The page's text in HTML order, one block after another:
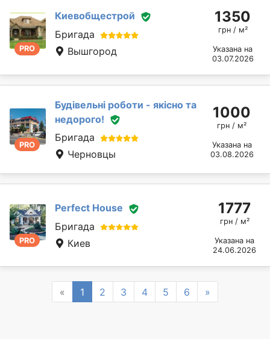
PRO
Киевобщестрой
Бригада
Вышгород
1350
грн / м²
Указана на
03.07.2026
PRO
Будівельні роботи - якісно та
недорого!
Бригада
Черновцы
1000
грн / м²
Указана на
03.08.2026
PRO
Perfect House
Бригада
Киев
1777
грн / м²
Указана на
24.06.2026
« Previous
1 2 3 4 5 6 »